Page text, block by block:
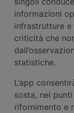
informazioni
infrastrutture
criticità che
statistiche.
L’app
sosta, nei
rifornimento e